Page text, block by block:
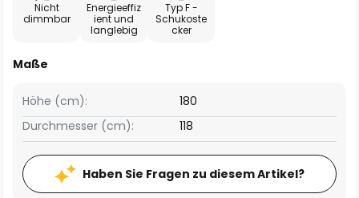
Nicht
dimmbar
Energieeffiz
ient und
langlebig
Typ F -
Schukoste
cker
Maße
Höhe (cm):
180
Durchmesser (cm):
118
Haben Sie Fragen zu diesem Artikel?